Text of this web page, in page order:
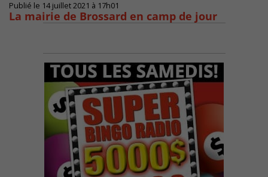
Publié le 14 juillet 2021 à 17h01
La mairie de Brossard en camp de jour